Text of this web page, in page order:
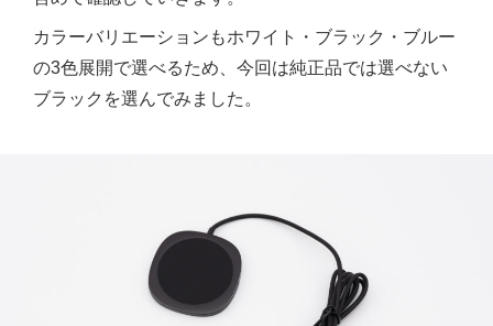
カラーバリエーションもホワイト・ブラック・ブルー
の3色展開で選べるため、今回は純正品では選べない
ブラックを選んでみました。